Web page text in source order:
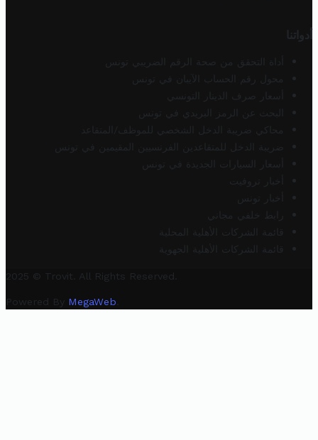
أدواتنا
أداة التحقق من صحة الرقم الضريبي تونس
محول رقم الحساب الآيبان في تونس
أسعار صرف الدينار التونسي
البحث عن الرمز البريدي في تونس
محاكي ضريبة الدخل الشخصي للموظف/المتقاعد
ضريبة الدخل للمتقاعدين الفرنسيين المقيمين في تونس
أسعار السيارات الجديدة في تونس
أخبار تروفيت
أخبار تونس
رابط خلفي مجاني
قائمة الشركات الأهلية المحلية
قائمة الشركات الأهلية الجهوية
2025 © Trovit. All Rights Reserved.
Powered By MegaWeb